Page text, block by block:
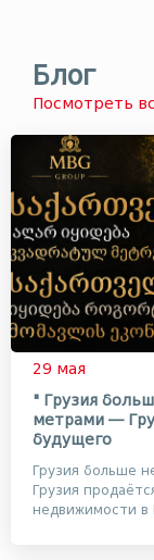
Блог
Посмотреть
29 мая
" Грузия
метрами —
будущего
Грузия больше
Грузия
недвижимости в